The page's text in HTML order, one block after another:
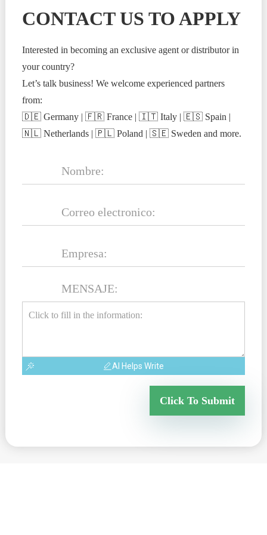
CONTACT US TO APPLY
Interested in becoming an exclusive agent or distributor in
your country?
Let’s talk business! We welcome experienced partners
from:
🇩🇪 Germany | 🇫🇷 France | 🇮🇹 Italy | 🇪🇸 Spain |
🇳🇱 Netherlands | 🇵🇱 Poland | 🇸🇪 Sweden and more.
MENSAJE:
AI Helps Write
Click To Submit